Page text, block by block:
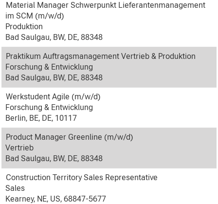
Material Manager Schwerpunkt Lieferantenmanagement
im SCM (m/w/d)
Produktion
Bad Saulgau, BW, DE, 88348
Praktikum Auftragsmanagement Vertrieb & Produktion
Forschung & Entwicklung
Bad Saulgau, BW, DE, 88348
Werkstudent Agile (m/w/d)
Forschung & Entwicklung
Berlin, BE, DE, 10117
Product Manager Greenline (m/w/d)
Vertrieb
Bad Saulgau, BW, DE, 88348
Construction Territory Sales Representative
Sales
Kearney, NE, US, 68847-5677